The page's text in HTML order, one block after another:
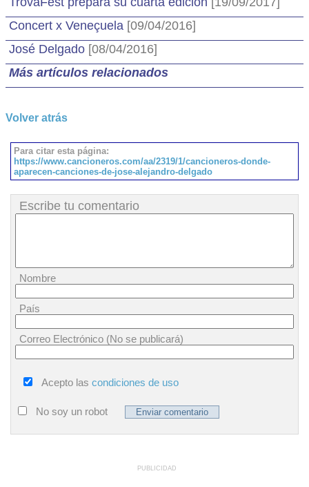
Concert x Veneçuela [09/04/2016]
José Delgado [08/04/2016]
Más artículos relacionados
Volver atrás
Para citar esta página:
https://www.cancioneros.com/aa/2319/1/cancioneros-donde-
aparecen-canciones-de-jose-alejandro-delgado
Escribe tu comentario
Nombre
País
Correo Electrónico (No se publicará)
Acepto las condiciones de uso
No soy un robot
PUBLICIDAD